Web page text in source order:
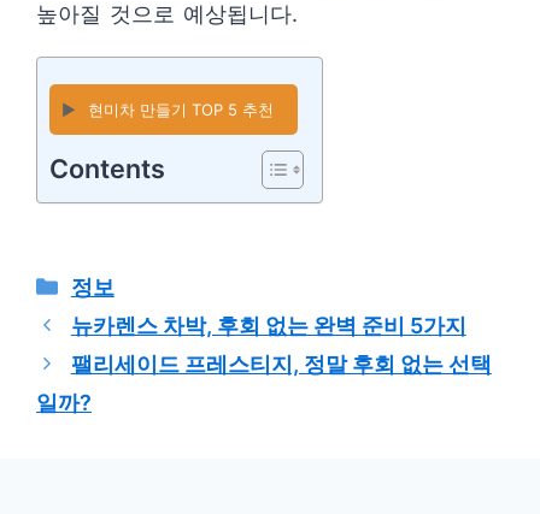
높아질 것으로 예상됩니다.
▶️ 현미차 만들기 TOP 5 추천
Contents
카
테
고
리
정보
뉴카렌스 차박, 후회 없는 완벽 준비 5가지
팰리세이드 프레스티지, 정말 후회 없는 선택
일까?